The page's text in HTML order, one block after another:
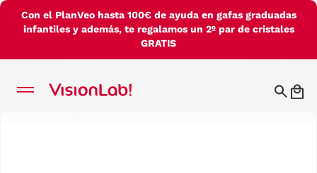
Con el PlanVeo hasta 100€ de ayuda en gafas graduadas
infantiles y además, te regalamos un 2º par de cristales
GRATIS